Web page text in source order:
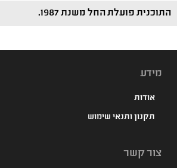
התוכנית פועלת החל משנת 1987.
מידע
אודות
תקנון ותנאי שימוש
צור קשר